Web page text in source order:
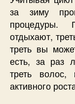
за зиму
процедуры.
отдыхают,
треть вы
есть, за раз
треть волос,
активного